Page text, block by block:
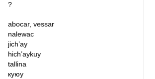
?
abocar, vessar
nalewac
jich’ay
hich’aykuy
tallina
куюу